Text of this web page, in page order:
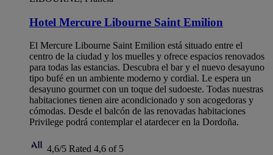
Hotel Mercure Libourne Saint Emilion
El Mercure Libourne Saint Emilion está situado entre el
centro de la ciudad y los muelles y ofrece espacios renovados
para todas las estancias. Descubra el bar y el nuevo desayuno
tipo bufé en un ambiente moderno y cordial. Le espera un
desayuno gourmet con un toque del sudoeste. Todas nuestras
habitaciones tienen aire acondicionado y son acogedoras y
cómodas. Desde el balcón de las renovadas habitaciones
Privilege podrá contemplar el atardecer en la Dordoña.
4,6/5 Rated 4,6 of 5